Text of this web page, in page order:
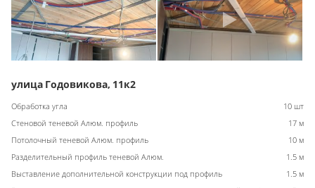
улица Годовикова, 11к2
Обработка угла
10 шт
Стеновой теневой Алюм. профиль
17 м
Потолочный теневой Алюм. профиль
10 м
Разделительный профиль теневой Алюм.
1.5 м
Выставление дополнительной конструкции под профиль
1.5 м